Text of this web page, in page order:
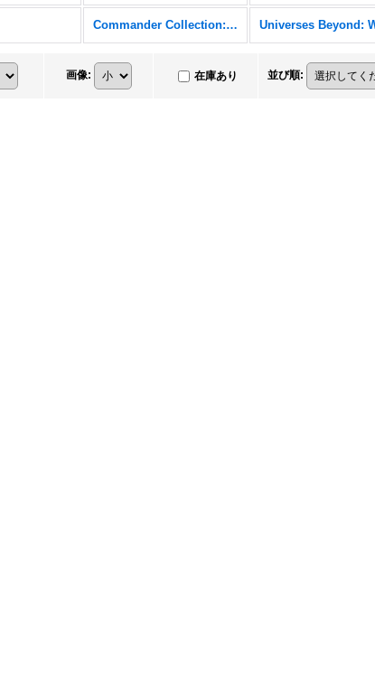
Commander Collection: Green
画像: 在庫あり 並び順: